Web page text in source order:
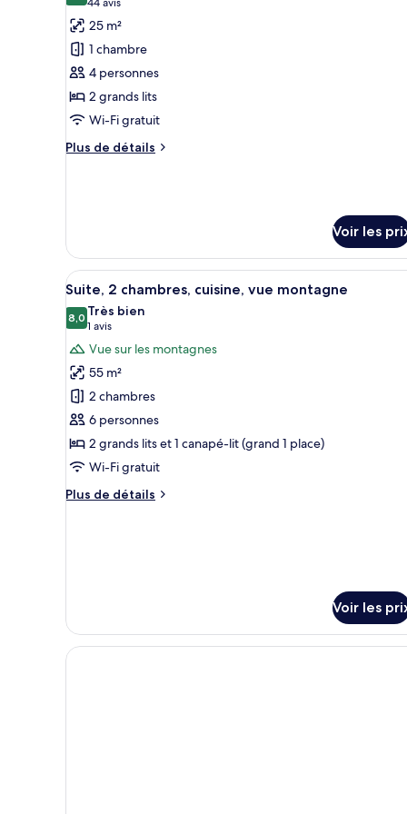
remous
photos
pour
ce
type
de
chambre :
Chambre
balcon
(44 avis)
25 m²
1 chambre
4 personnes
2 grands lits
Wi-Fi gratuit
Plus de détails
Plus
de
chambre
Chambre
Premium,
2
grands
lits,
balcon
Voir les
Afficher
toutes
les
photos
pour
ce
type
de
chambre :
Suite,
2
Un salon comprenant un
6
Suite, 2 chambres, cuisine, vue montagne
8,08,0 sur 10
Très bien
1 avis
(1 avis)
Vue sur les montagnes
55 m²
2 chambres
6 personnes
2 grands lits et 1 canapé-lit (grand 1 place)
Wi-Fi gratuit
Plus de détails
Plus
Suite,
chambres,
Voir les